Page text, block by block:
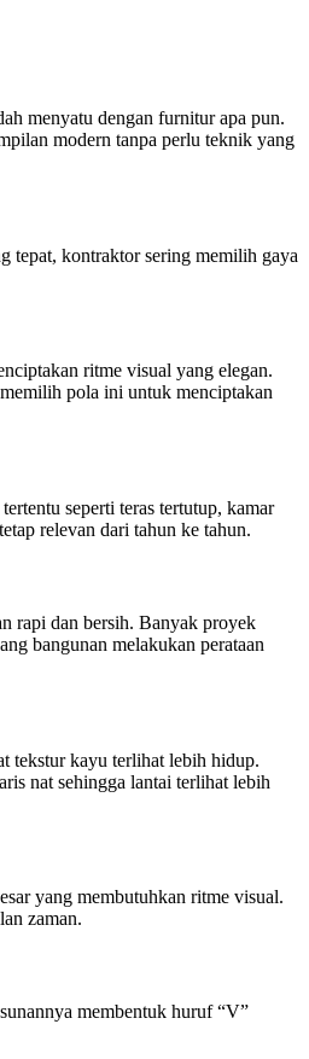
menyatu dengan furnitur apa pun.
modern tanpa perlu teknik yang
tepat, kontraktor sering memilih gaya
ritme visual yang elegan.
pola ini untuk menciptakan
seperti teras tertutup, kamar
relevan dari tahun ke tahun.
rapi dan bersih. Banyak proyek
bangunan melakukan perataan
tekstur kayu terlihat lebih hidup.
nat sehingga lantai terlihat lebih
yang membutuhkan ritme visual.
zaman.
membentuk huruf “V”